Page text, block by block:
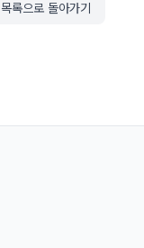
목록으로 돌아가기